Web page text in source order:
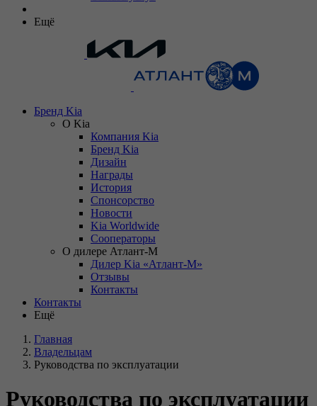
Ещё
Бренд Kia
О Kia
Компания Kia
Бренд Kia
Дизайн
Награды
История
Спонсорство
Новости
Kia Worldwide
Сооператоры
О дилере Атлант-М
Дилер Kia «Атлант-М»
Отзывы
Контакты
Контакты
Ещё
Главная
Владельцам
Руководства по эксплуатации
Руководства по эксплуатации